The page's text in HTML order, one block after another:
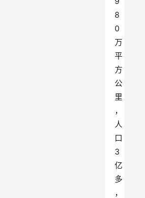
8
0
万
平
方
公
里
，
人
口
3
亿
多
，